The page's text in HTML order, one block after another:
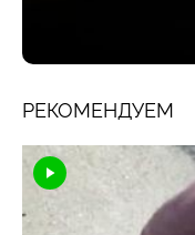
РЕКОМЕНДУЕМ